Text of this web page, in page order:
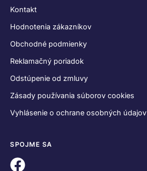
Kontakt
Hodnotenia zákazníkov
Obchodné podmienky
Reklamačný poriadok
Odstúpenie od zmluvy
Zásady používania súborov cookies
Vyhlásenie o ochrane osobných údajov
SPOJME SA